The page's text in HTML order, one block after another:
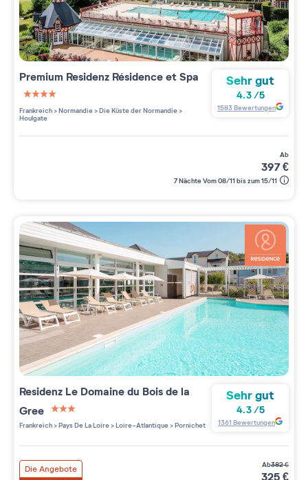
Premium Residenz Résidence et Spa
4 étoiles sur 5
Frankreich>Normandie>Die Küste der Normandie>
Houlgate
Sehr gut
4.3/5
1583Bewertungen
ab
397€
7 Nächte Vom 08/11 bis zum 15/11
Residenz Le Domaine du Bois de la
Gree
3 étoiles sur 5
Frankreich>Pays De La Loire>Loire-Atlantique>Pornichet
Sehr gut
4.3/5
1361 Bewertungen
Die Angebote ab382€
325€